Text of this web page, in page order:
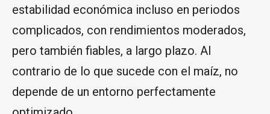
estabilidad económica incluso en periodos
complicados, con rendimientos moderados,
pero también fiables, a largo plazo. Al
contrario de lo que sucede con el maíz, no
depende de un entorno perfectamente